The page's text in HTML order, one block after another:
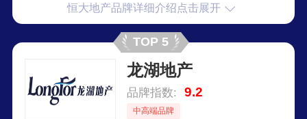
恒大地产品牌详细介绍点击展开
TOP 5
龙湖地产
品牌指数: 9.2
中高端品牌